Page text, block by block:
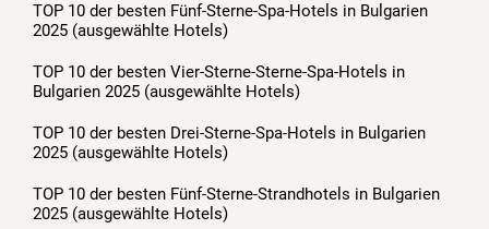
TOP 10 der besten Fünf-Sterne-Spa-Hotels in Bulgarien
2025 (ausgewählte Hotels)
TOP 10 der besten Vier-Sterne-Sterne-Spa-Hotels in
Bulgarien 2025 (ausgewählte Hotels)
TOP 10 der besten Drei-Sterne-Spa-Hotels in Bulgarien
2025 (ausgewählte Hotels)
TOP 10 der besten Fünf-Sterne-Strandhotels in Bulgarien
2025 (ausgewählte Hotels)